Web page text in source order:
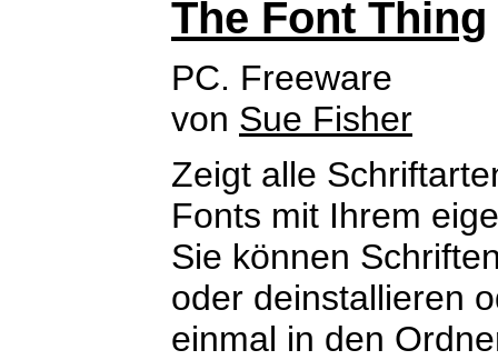
The Font Thing
PC. Freeware
von Sue Fisher
Zeigt alle
Fonts mit Ihrem
Sie können
oder deinstallieren
einmal in den